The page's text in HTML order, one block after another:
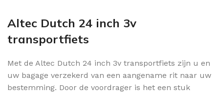
Altec Dutch 24 inch 3v
transportfiets
Met de Altec Dutch 24 inch 3v transportfiets zijn u en
uw bagage verzekerd van een aangename rit naar uw
bestemming. Door de voordrager is het een stuk